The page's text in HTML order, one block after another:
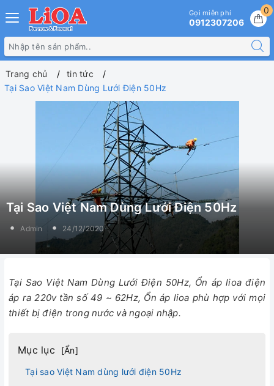
0
Gọi miễn phí
0912307206
Trang chủ
tin tức
Tại Sao Việt Nam Dùng Lưới Điện 50Hz
Tại Sao Việt Nam Dùng Lưới Điện 50Hz
Admin 24/12/2020
Tại Sao Việt Nam Dùng Lưới Điện 50Hz, Ổn áp lioa điện
áp ra 220v tần số 49 ~ 62Hz, Ổn áp lioa phù hợp với mọi
thiết bị điện trong nước và ngoại nhập.
Mục lục [Ẩn]
Tại sao Việt Nam dùng lưới điện 50Hz